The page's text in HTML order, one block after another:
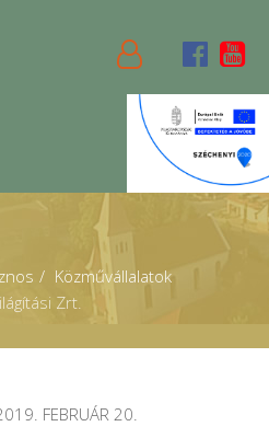
Közművállalatok
Zrt.
FEBRUÁR 20.